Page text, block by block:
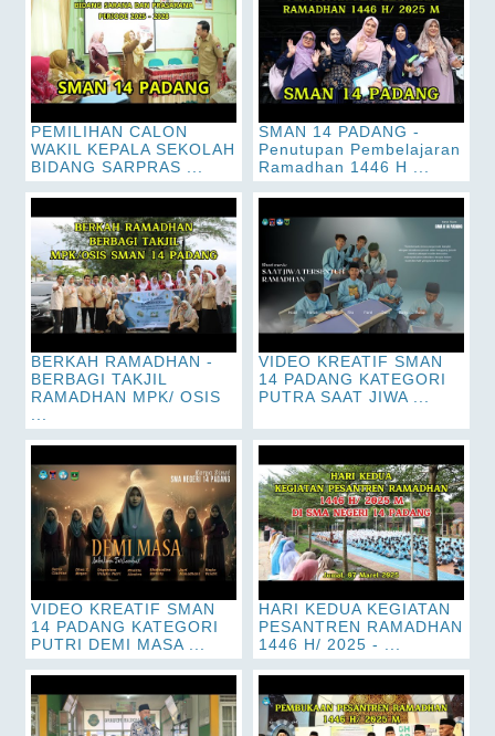
PEMILIHAN CALON
WAKIL KEPALA SEKOLAH
BIDANG SARPRAS ...
SMAN 14 PADANG -
Penutupan Pembelajaran
Ramadhan 1446 H ...
BERKAH RAMADHAN -
BERBAGI TAKJIL
RAMADHAN MPK/ OSIS
VIDEO KREATIF SMAN
14 PADANG KATEGORI
PUTRA SAAT JIWA ...
VIDEO KREATIF SMAN
14 PADANG KATEGORI
PUTRI DEMI MASA ...
HARI KEDUA KEGIATAN
PESANTREN RAMADHAN
1446 H/ 2025 - ...